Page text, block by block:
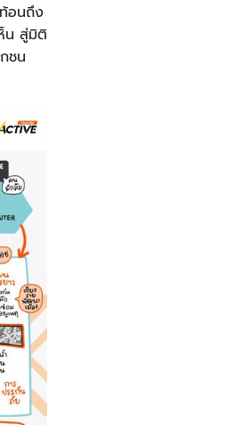
อนถึง
น สู่มิติ
ชน